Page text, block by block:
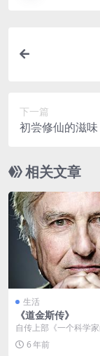
下一篇
初尝修仙的滋味
相关文章
生活
《道金斯传》
自传上部《一个科学
时间为顺序，理查德·
从自己在非洲的童年...
6 年前